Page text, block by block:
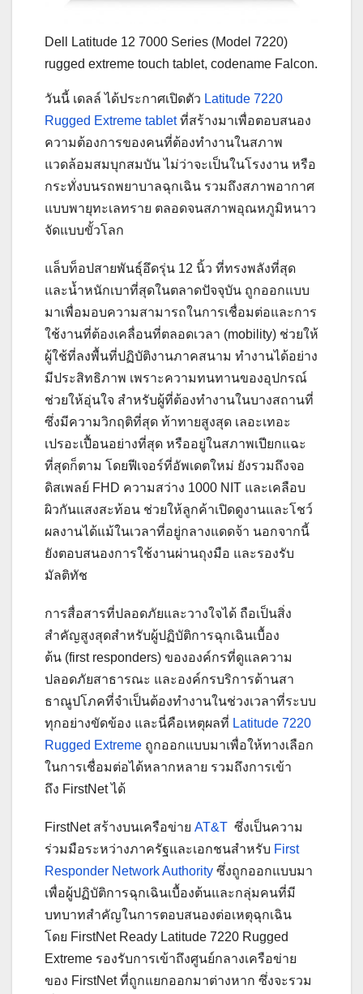
Dell Latitude 12 7000 Series (Model 7220)
rugged extreme touch tablet, codename Falcon.
วันนี้ เดลล์ ได้ประกาศเปิดตัว Latitude 7220
Rugged Extreme tabletที่สร้างมาเพื่อตอบสนอง
ความต้องการของคนที่ต้องทำงานในสภาพ
แวดล้อมสมบุกสมบัน ไม่ว่าจะเป็นในโรงงาน หรือ
กระทั่งบนรถพยาบาลฉุกเฉิน รวมถึงสภาพอากาศ
แบบพายุทะเลทราย ตลอดจนสภาพอุณหภูมิหนาว
จัดแบบขั้วโลก
แล็บท็อปสายพันธุ์อึดรุ่น 12 นิ้ว ที่ทรงพลังที่สุด
และน้ำหนักเบาที่สุดในตลาดปัจจุบัน ถูกออกแบบ
มาเพื่อมอบความสามารถในการเชื่อมต่อและการ
ใช้งานที่ต้องเคลื่อนที่ตลอดเวลา (mobility) ช่วยให้
ผู้ใช้ที่ลงพื้นที่ปฏิบัติงานภาคสนาม ทำงานได้อย่าง
มีประสิทธิภาพ เพราะความทนทานของอุปกรณ์
ช่วยให้อุ่นใจ สำหรับผู้ที่ต้องทำงานในบางสถานที่
ซึ่งมีความวิกฤติที่สุด ท้าทายสูงสุด เลอะเทอะ
เปรอะเปื้อนอย่างที่สุด หรืออยู่ในสภาพเปียกแฉะ
ที่สุดก็ตาม โดยฟีเจอร์ที่อัพเดตใหม่ ยังรวมถึงจอ
ดิสเพลย์ FHD ความสว่าง 1000 NIT และเคลือบ
ผิวกันแสงสะท้อน ช่วยให้ลูกค้าเปิดดูงานและโชว์
ผลงานได้แม้ในเวลาที่อยู่กลางแดดจ้า นอกจากนี้
ยังตอบสนองการใช้งานผ่านถุงมือ และรองรับ
มัลติทัช
การสื่อสารที่ปลอดภัยและวางใจได้ ถือเป็นสิ่ง
สำคัญสูงสุดสำหรับผู้ปฏิบัติการฉุกเฉินเบื้อง
ต้น (first responders) ขององค์กรที่ดูแลความ
ปลอดภัยสาธารณะ และองค์กรบริการด้านสา
ธาณูปโภคที่จำเป็นต้องทำงานในช่วงเวลาที่ระบบ
ทุกอย่างขัดข้อง และนี่คือเหตุผลที่ Latitude 7220
Rugged Extreme ถูกออกแบบมาเพื่อให้ทางเลือก
ในการเชื่อมต่อได้หลากหลาย รวมถึงการเข้า
ถึง FirstNet ได้
FirstNet สร้างบนเครือข่าย AT&T ซึ่งเป็นความ
ร่วมมือระหว่างภาครัฐและเอกชนสำหรับ First
Responder Network Authority ซึ่งถูกออกแบบมา
เพื่อผู้ปฏิบัติการฉุกเฉินเบื้องต้นและกลุ่มคนที่มี
บทบาทสำคัญในการตอบสนองต่อเหตุฉุกเฉิน
โดย FirstNet Ready Latitude 7220 Rugged
Extreme รองรับการเข้าถึงศูนย์กลางเครือข่าย
ของ FirstNet ที่ถูกแยกออกมาต่างหาก ซึ่งจะรวม